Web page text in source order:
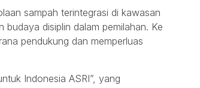
sampah terintegrasi di kawasan
disiplin dalam pemilahan. Ke
pendukung dan memperluas
Indonesia ASRI”, yang